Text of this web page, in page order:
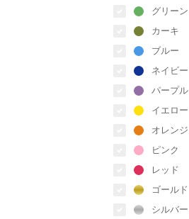
グリーン
カーキ
ブルー
ネイビー
パープル
イエロー
オレンジ
ピンク
レッド
ゴールド
シルバー